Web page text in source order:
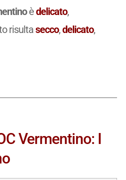
èdelicato,
risultasecco,delicato,
Vermentino: I